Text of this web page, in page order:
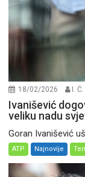
18/02/2026 I. Ć.
Ivanišević
veliku nadu
Goran Ivanišević
ATP Najnovije